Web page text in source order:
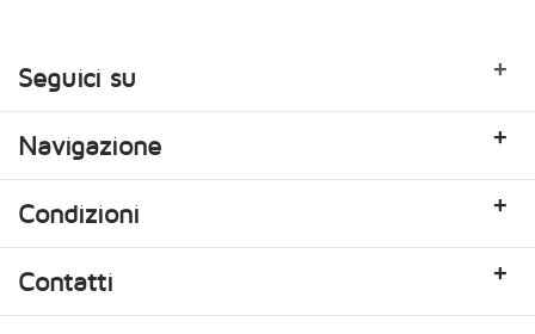
Seguici su +
Navigazione +
Condizioni +
Contatti +